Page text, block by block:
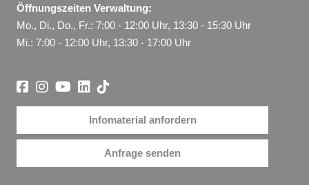
Öffnungszeiten Verwaltung:
Mo., Di., Do., Fr.: 7:00 - 12:00 Uhr, 13:30 - 15:30 Uhr
Mi.: 7:00 - 12:00 Uhr, 13:30 - 17:00 Uhr
Infomaterial anfordern
Anfrage senden